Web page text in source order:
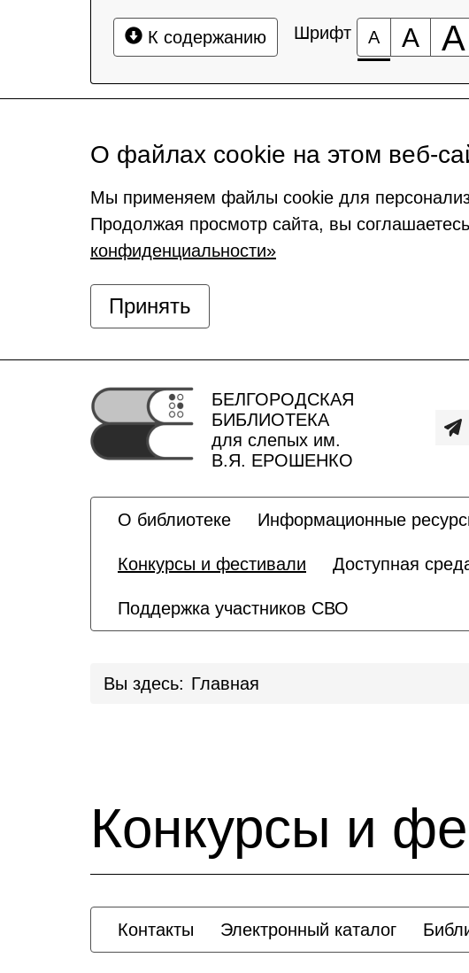
К содержанию Шрифт А А А
О файлах cookie на этом веб-
Мы применяем файлы cookie для
Продолжая просмотр сайта, вы
конфиденциальности»
Принять
БЕЛГОРОДСКАЯ
БИБЛИОТЕКА
для слепых им.
В.Я. ЕРОШЕНКО
О библиотеке Информационные
Конкурсы и фестивали Доступная
Поддержка участников СВО
Вы здесь: Главная
Конкурсы и
Контакты Электронный каталог